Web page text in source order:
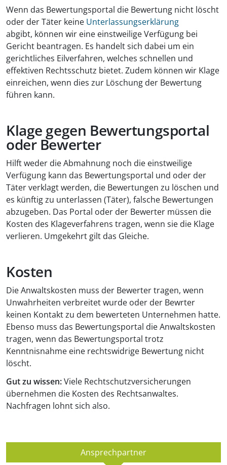
Wenn das Bewertungsportal die Bewertung nicht löscht
oder der Täter keine Unterlassungserklärung
abgibt, können wir eine einstweilige Verfügung bei
Gericht beantragen. Es handelt sich dabei um ein
gerichtliches Eilverfahren, welches schnellen und
effektiven Rechtsschutz bietet. Zudem können wir Klage
einreichen, wenn dies zur Löschung der Bewertung
führen kann.
Klage gegen Bewertungsportal
oder Bewerter
Hilft weder die Abmahnung noch die einstweilige
Verfügung kann das Bewertungsportal und oder der
Täter verklagt werden, die Bewertungen zu löschen und
es künftig zu unterlassen (Täter), falsche Bewertungen
abzugeben. Das Portal oder der Bewerter müssen die
Kosten des Klageverfahrens tragen, wenn sie die Klage
verlieren. Umgekehrt gilt das Gleiche.
Kosten
Die Anwaltskosten muss der Bewerter tragen, wenn
Unwahrheiten verbreitet wurde oder der Bewrter
keinen Kontakt zu dem bewerteten Unternehmen hatte.
Ebenso muss das Bewertungsportal die Anwaltskosten
tragen, wenn das Bewertungsportal trotz
Kenntnisnahme eine rechtswidrige Bewertung nicht
löscht.
Gut zu wissen:Viele Rechtschutzversicherungen
übernehmen die Kosten des Rechtsanwaltes.
Nachfragen lohnt sich also.
Ansprechpartner